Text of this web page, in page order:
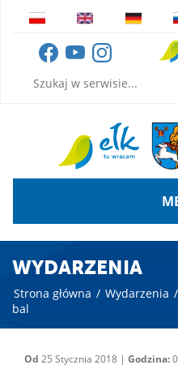
WYDARZENIA
Strona główna / Wydarzenia /
bal
Od 25 Stycznia 2018 | Godzina: